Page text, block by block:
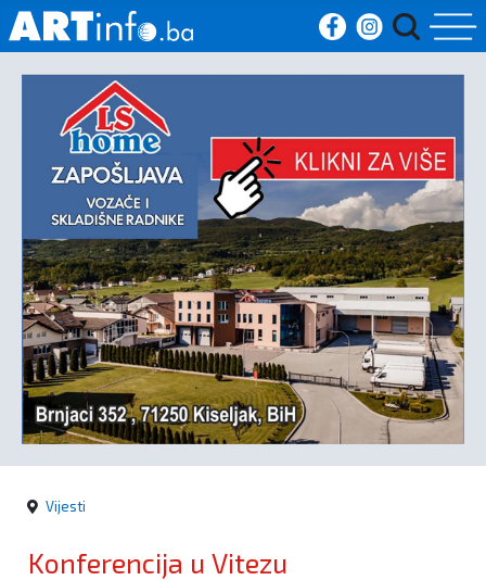
Početna
Vijesti
Sport
Kultura
Crna
kronika
Politika
Vijesti
Konferencija u Vitezu